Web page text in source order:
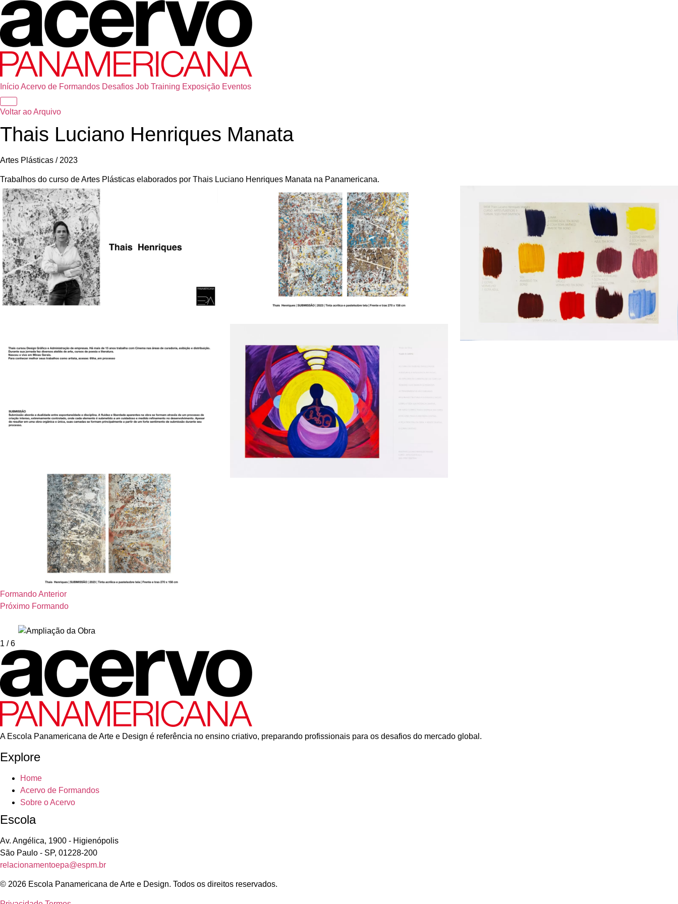
InícioAcervo de Formandos Desafios Job Training Exposição Eventos
Voltar ao Arquivo
Thais Luciano Henriques Manata
Artes Plásticas / 2023
Trabalhos do curso de Artes Plásticas elaborados por Thais Luciano Henriques Manata na Panamericana.
Formando Anterior
Próximo Formando
1 / 6
A Escola Panamericana de Arte e Design é referência no ensino criativo, preparando profissionais para os desafios do mercado global.
Explore
Home
Acervo de Formandos
Sobre o Acervo
Escola
Av. Angélica, 1900 - Higienópolis
São Paulo - SP, 01228-200
relacionamentoepa@espm.br
© 2026 Escola Panamericana de Arte e Design. Todos os direitos reservados.